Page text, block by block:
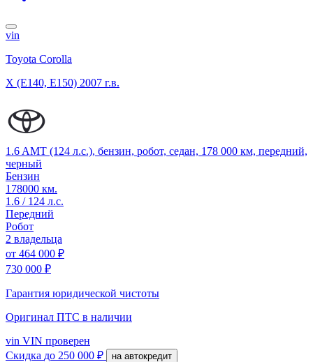
vin
Toyota Corolla
X (E140, E150) 2007 г.в.
1.6 AMT (124 л.с.), бензин, робот, седан, 178 000 км, передний,
черный
Бензин
178000 км.
1.6 / 124 л.с.
Передний
Робот
2 владельца
от 464 000 ₽
730 000 ₽
Гарантия юридической чистоты
Оригинал ПТС в наличии
vin VIN проверен
Скидка до 250 000 ₽ на автокредит